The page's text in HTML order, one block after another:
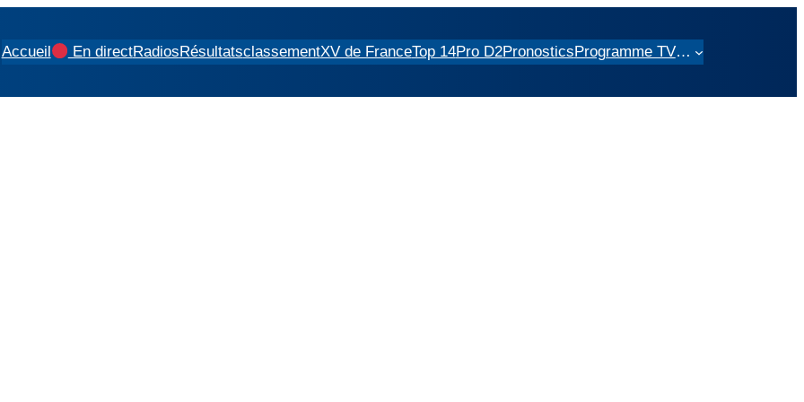
Accueil En directRadiosRésultatsclassementXV de FranceTop 14Pro D2PronosticsProgramme TV…